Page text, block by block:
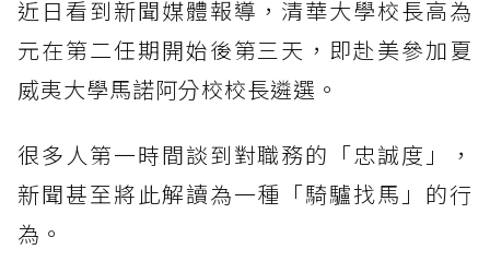
近日看到新聞媒體報導，清華大學校長高為
元在第二任期開始後第三天，即赴美參加夏
威夷大學馬諾阿分校校長遴選。
很多人第一時間談到對職務的「忠誠度」，
新聞甚至將此解讀為一種「騎驢找馬」的行
為。